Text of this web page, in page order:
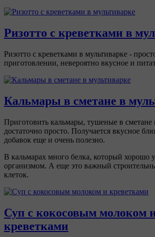
Ризотто с креветками в
Ризотто с креветками в мультиварке -
приготовлении, невероятно вкусное и
Кальмары в сметане в
Приготовить кальмары, тушеные в сметане
достаточно просто. Получается вкусное
добавок еще и очень полезно.
В кальмарах много белка, который хорошо
организмом. А еще это важный
клеток.
Суп с кокосовым молоком
креветками